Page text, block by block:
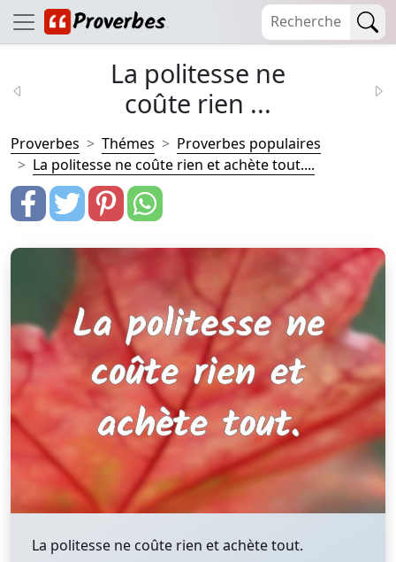
La politesse ne
coûte rien ...
Proverbes Thémes
Proverbes populaires
La politesse ne coûte rien et achète tout....
La politesse ne coûte rien et achète tout.